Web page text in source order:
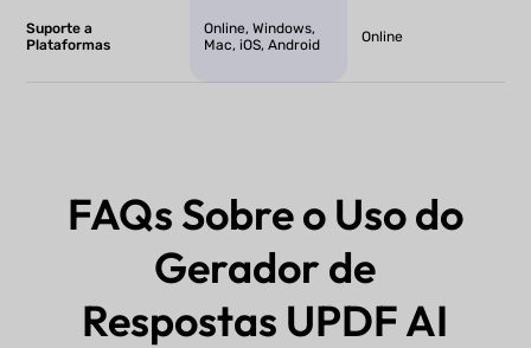
Suporte a
Plataformas
Online, Windows,
Mac, iOS, Android
Online
FAQs Sobre o Uso do
Gerador de
Respostas UPDF AI